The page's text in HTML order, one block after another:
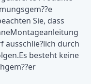
Sie, dass
ausschlie?lich durch
besteht keine